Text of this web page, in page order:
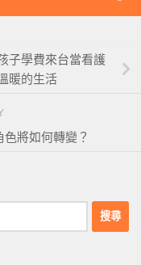
子學費來台當看護
暖的生活
將如何轉變？